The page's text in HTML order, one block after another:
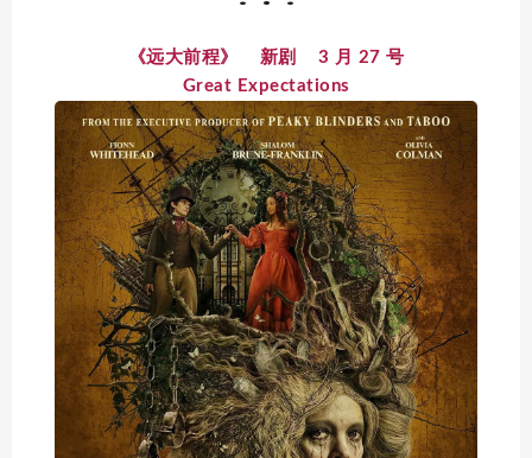
《远大前程》 新剧 3 月 27 号
Great Expectations